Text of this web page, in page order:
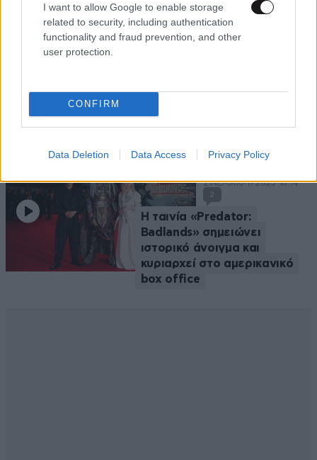
I want to allow Google to enable storage
related to security, including authentication
functionality and fraud prevention, and other
user protection.
CONFIRM
Data Deletion Data Access Privacy Policy
People»
ΣΙΝΕΜΑ10·11·2025 16:14
2
Η ταινία «Predator:
Badlands» σημειώνει
ιστορικό άνοιγμα και
κυριαρχεί στο αμερικανικό
box office